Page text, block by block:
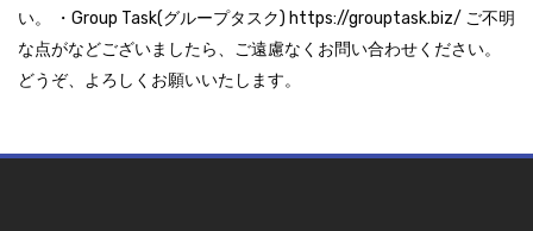
い。 ・Group Task(グループタスク) https://grouptask.biz/ ご不明
な点がなどございましたら、ご遠慮なくお問い合わせください。
どうぞ、よろしくお願いいたします。